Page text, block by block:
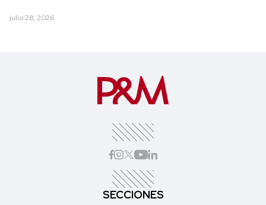
julio 28, 2026
SECCIONES